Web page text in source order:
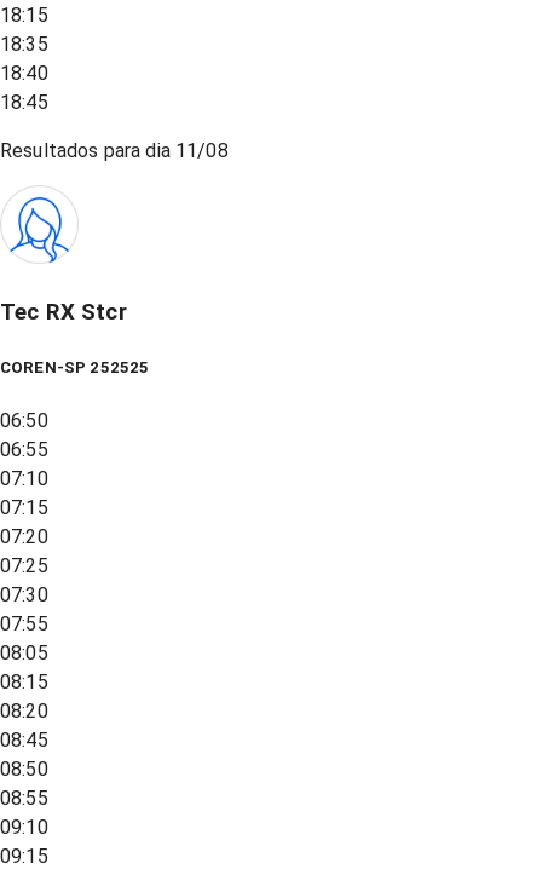
18:15
18:35
18:40
18:45
Resultados para dia 11/08
Tec RX Stcr
COREN-SP 252525
06:50
06:55
07:10
07:15
07:20
07:25
07:30
07:55
08:05
08:15
08:20
08:45
08:50
08:55
09:10
09:15